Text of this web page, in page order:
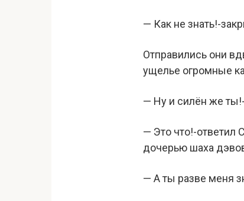
— Как не знать!-
Отправились они
ущелье огромные
— Ну и силён же
— Это что!-ответил
дочерью шаха
— А ты разве меня